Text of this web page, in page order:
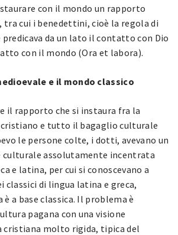
con il mondo un rapporto
cui i benedettini, cioè la regola di
predicava da un lato il contatto con Dio
con il mondo (Ora et labora).
e il mondo classico
il rapporto che si instaura fra la
cristiano e tutto il bagaglio culturale
le persone colte, i dotti, avevano un
assolutamente incentrata
e latina, per cui si conoscevano a
classici di lingua latina e greca,
a base classica. Il problema è
pagana con una visione
cristiana molto rigida, tipica del